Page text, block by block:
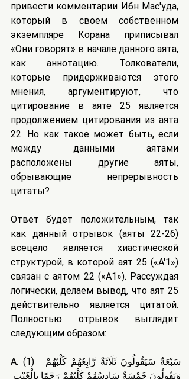
привести комментарии Ибн Мас'уда,
который в своем собственном
экземпляре Корана приписывал
«Они говорят» в начале данного аята,
как аннотацию. Толкователи,
которые придерживаются этого
мнения, аргументируют, что
цитирование в аяте 25 является
продолжением цитирования из аята
22. Но как такое может быть, если
между данными аятами
расположены другие аяты,
обрывающие непрерывность
цитаты?
Ответ будет положительным, так
как данный отрывок (аяты 22-26)
всецело является хиастической
структурой, в которой аят 25 («A'1»)
связан с аятом 22 («A1»). Рассуждая
логически, делаем вывод, что аят 25
действительно является цитатой.
Полностью отрывок выглядит
следующим образом:
A. (1)  سَبْعَةٌ سَيَقُولُونَ ثَلَاثَةٌ رَّابِعُهُمْ كَلْبُهُمْ